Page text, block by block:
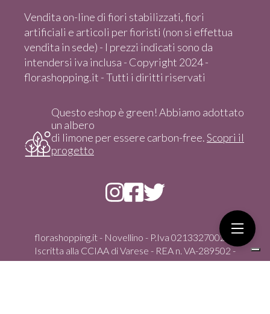
Vendita on-line di fiori stabilizzati, fiori
artificiali e articoli per fioristi (non si effettua
vendita in sede) - I prezzi indicati sono da
intendersi iva inclusa - Copyright 2024 -
florashopping.it - Tutti i diritti riservati
Questo eshop è green! Abbiamo adottato
un albero
di limone per essere carbon-free.Scopri il
progetto
florashopping.it - Novellino - P.Iva 02133270021 -
Iscritta alla CCIAA di Varese - REA n. VA-289502 -
Copyright 2024 - Tutti i diritti riservati